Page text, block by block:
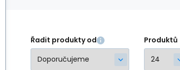
Řadit produkty od Produktů